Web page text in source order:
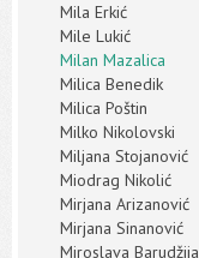
Mila Erkić
Mile Lukić
Milan Mazalica
Milica Benedik
Milica Poštin
Milko Nikolovski
Miljana Stojanović
Miodrag Nikolić
Mirjana Arizanović
Mirjana Sinanović
Miroslava Barudžija